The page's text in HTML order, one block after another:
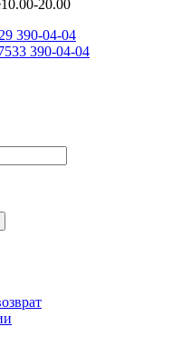
10.00-20.00
390-04-04
390-04-04